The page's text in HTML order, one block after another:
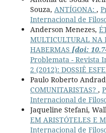
Souza, ANTÍGONA: ,
Internacional de
Anderson Menezes,
MULTICULTURAL NA
HABERMAS [doi:
Problemata - Revista
2 (2012): DOSSIÊ
Paulo Roberto
COMUNITARISTAS? ,
Internacional de
Jaqueline Stefani,
EM ARISTÓTELES E
Internacional de